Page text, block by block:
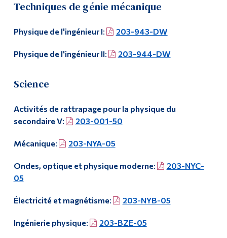
Techniques de génie mécanique
Physique de l'ingénieur I: 203-943-DW
Physique de l'ingénieur II: 203-944-DW
Science
Activités de rattrapage pour la physique du
secondaire V: 203-001-50
Mécanique: 203-NYA-05
Ondes, optique et physique moderne:
203-NYC-
05
Électricité et magnétisme: 203-NYB-05
Ingénierie physique: 203-BZE-05
personnel administratif